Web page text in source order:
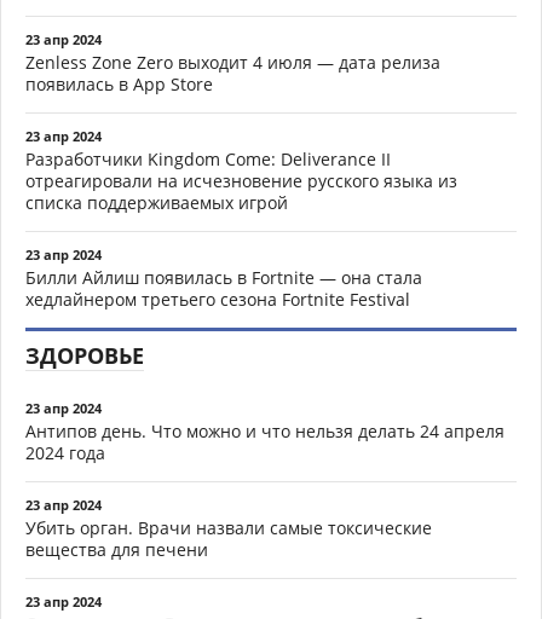
23 апр 2024
Zenless Zone Zero выходит 4 июля — дата релиза
появилась в App Store
23 апр 2024
Разработчики Kingdom Come: Deliverance II
отреагировали на исчезновение русского языка из
списка поддерживаемых игрой
23 апр 2024
Билли Айлиш появилась в Fortnite — она стала
хедлайнером третьего сезона Fortnite Festival
ЗДОРОВЬЕ
23 апр 2024
Антипов день. Что можно и что нельзя делать 24 апреля
2024 года
23 апр 2024
Убить орган. Врачи назвали самые токсические
вещества для печени
23 апр 2024